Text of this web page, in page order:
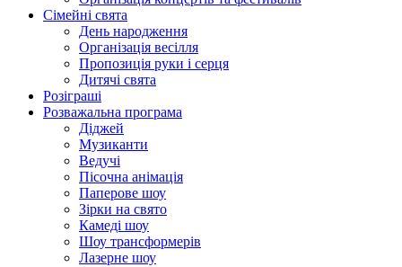
Сімейні свята
День народження
Організація весілля
Пропозиція руки і серця
Дитячі свята
Розіграші
Розважальна програма
Діджей
Музиканти
Ведучі
Пісочна анімація
Паперове шоу
Зірки на свято
Камеді шоу
Шоу трансформерів
Лазерне шоу